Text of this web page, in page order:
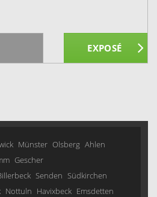
Münster Olsberg Ahlen
Gescher
Senden Südkirchen
Nottuln Havixbeck Emsdetten